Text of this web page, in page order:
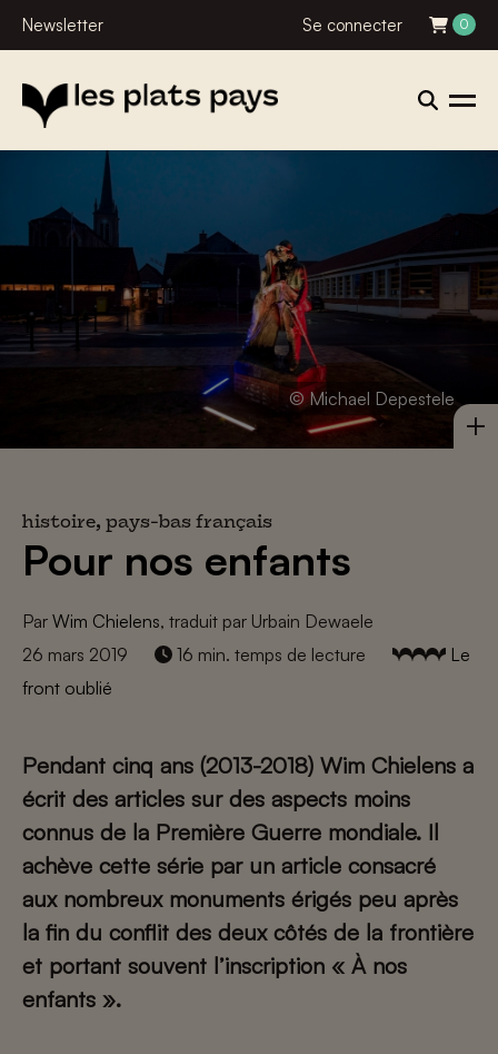
Newsletter Se connecter 0
© Michael Depestele
histoire, pays-bas français
Pour nos enfants
Par Wim Chielens, traduit par Urbain Dewaele
26 mars 2019
16 min. temps de lecture
Le
front oublié
Pendant cinq ans (2013-2018) Wim Chielens a
écrit des articles sur des aspects moins
connus de la Première Guerre mondiale. Il
achève cette série par un article consacré
aux nombreux monuments érigés peu après
la fin du conflit des deux côtés de la frontière
et portant souvent l’inscription « À nos
enfants ».